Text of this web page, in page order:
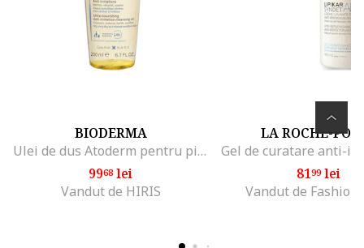
BIODERMA
Ulei de dus Atoderm pentru piele uscata/foarte uscata/sensibila, 200 ml
9968 lei
Vandut de HIRIS
LA ROCHE-
8199lei
Vandut de Fashion